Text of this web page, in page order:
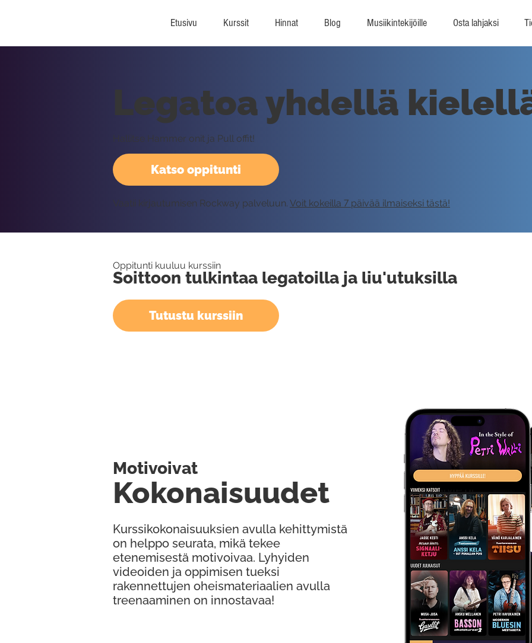
Etusivu Kurssit Hinnat Blog Musiikintekijöille Osta lahjaksi
Katso oppitunti
Legatoa yhdellä
Hallitse Hammer onit ja Pull offit!
Vaatii kirjautumisen Rockway palveluun. Voit kokeilla 7 päivää ilmaiseksi tästä!
Oppitunti kuuluu kurssiin
Soittoon tulkintaa legatoilla ja liu'utuksilla
Tutustu kurssiin
Kurssikokonaisuuksien avulla kehittymistä
on helppo seurata, mikä tekee
etenemisestä motivoivaa. Lyhyiden
videoiden ja oppimisen tueksi
rakennettujen oheismateriaalien avulla
treenaaminen on innostavaa!
Kokonaisuudet
Motivoivat